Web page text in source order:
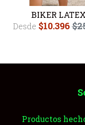
BIKER LATEX
Desde $10.396
Productos